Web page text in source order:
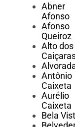
Abner
Afonso
Afonso
Queiroz
Alto dos
Antônio
Caixeta
Aurélio
Caixeta
Bela